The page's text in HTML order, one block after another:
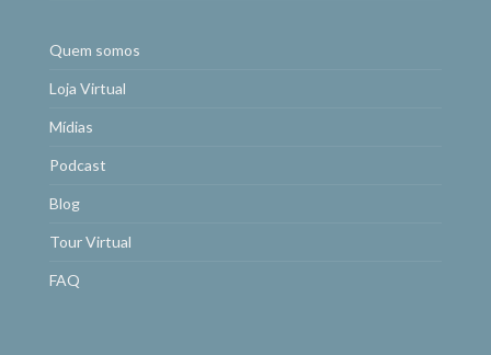
Quem somos
Loja Virtual
Mídias
Podcast
Blog
Tour Virtual
FAQ